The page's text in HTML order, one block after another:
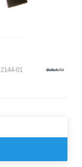
2144-01